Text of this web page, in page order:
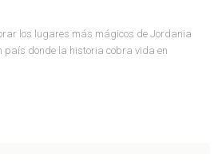
los lugares más mágicos de Jordania
país donde la historia cobra vida en